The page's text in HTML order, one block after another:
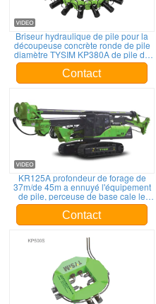
Briseur hydraulique de pile pour la
découpeuse concrète ronde de pile
diamètre TYSIM KP380A de pile de
600 - de 1800mm
Contact
KR125A profondeur de forage de
37m/de 45m a ennuyé l'équipement
de pile, perceuse de base cale le
poids global de 34 T
Contact